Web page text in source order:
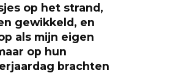
op het strand,
gewikkeld, en
als mijn eigen
op hun
brachten